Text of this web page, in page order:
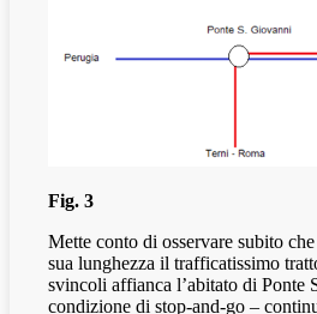
Fig. 3
Mette conto di osservare subito
sua lunghezza il trafficatissimo
svincoli affianca l’abitato di Ponte
condizione di stop-and-go –